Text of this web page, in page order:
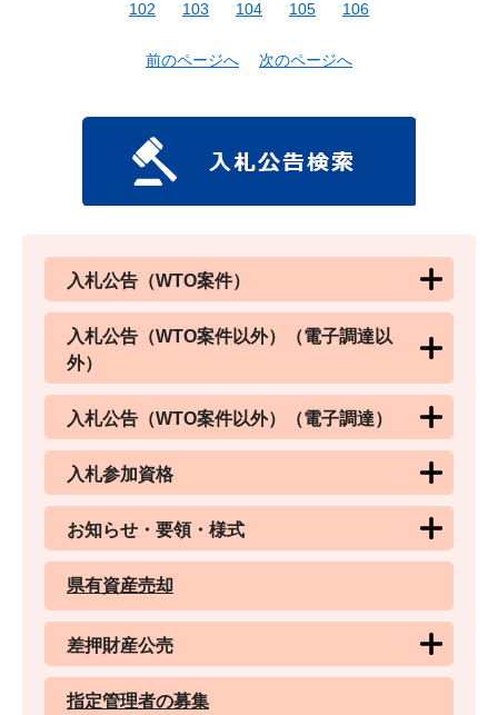
102
103 104 105 106
前のページへ 次のページへ
入札公告（WTO案件）
入札公告（WTO案件以外）（電子調達以
外）
入札公告（WTO案件以外）（電子調達）
入札参加資格
お知らせ・要領・様式
県有資産売却
差押財産公売
指定管理者の募集